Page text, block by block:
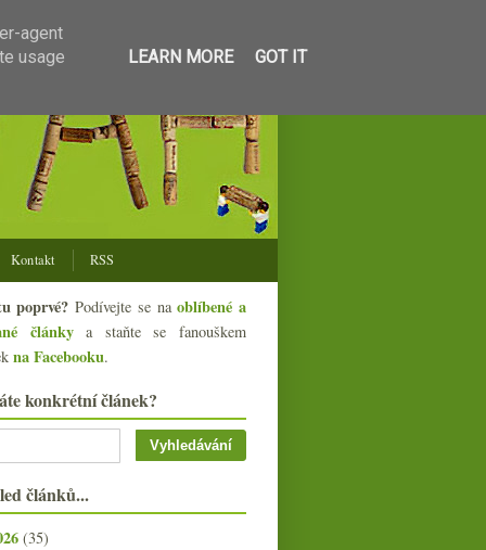
Kontakt RSS
poprvé? Podívejte se naoblíbené a
článkya staňte se fanouškem
na Facebooku.
konkrétní článek?
článků...
(35)
agent
usage
LEARN MORE GOT IT